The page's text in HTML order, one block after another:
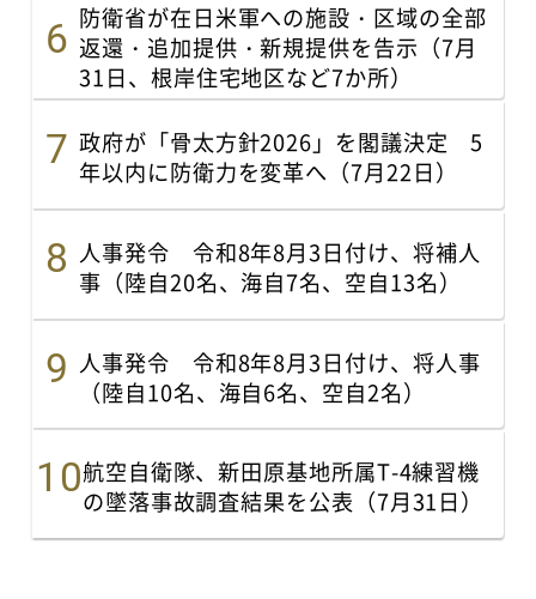
防衛省が在日米軍への施設・区域の全部
返還・追加提供・新規提供を告示（7月
31日、根岸住宅地区など7か所）
政府が「骨太方針2026」を閣議決定 5
年以内に防衛力を変革へ（7月22日）
人事発令 令和8年8月3日付け、将補人
事（陸自20名、海自7名、空自13名）
人事発令 令和8年8月3日付け、将人事
（陸自10名、海自6名、空自2名）
航空自衛隊、新田原基地所属T-4練習機
の墜落事故調査結果を公表（7月31日）